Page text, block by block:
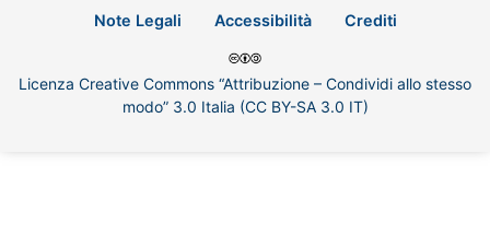
Note Legali Accessibilità Crediti
Licenza Creative Commons “Attribuzione – Condividi allo stesso
modo” 3.0 Italia (CC BY-SA 3.0 IT)